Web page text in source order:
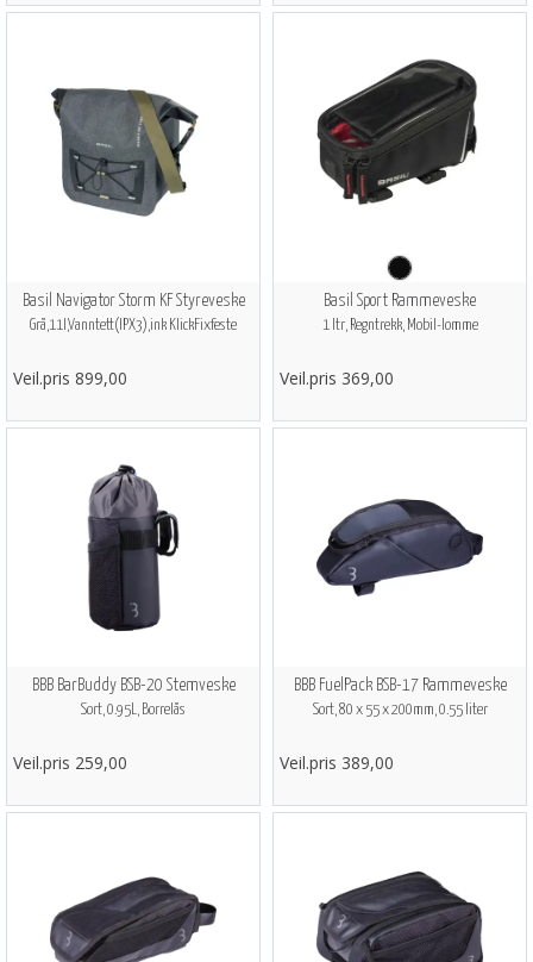
Basil Navigator Storm KF Styreveske
Grå,11l,Vanntett(IPX3),ink KlickFixfeste
Veil.pris 899,00
Basil Sport Rammeveske
1 ltr, Regntrekk, Mobil-lomme
Veil.pris 369,00
BBB BarBuddy BSB-20 Stemveske
Sort, 0.95L, Borrelås
Veil.pris 259,00
BBB FuelPack BSB-17 Rammeveske
Sort, 80 x 55 x 200mm, 0.55 liter
Veil.pris 389,00